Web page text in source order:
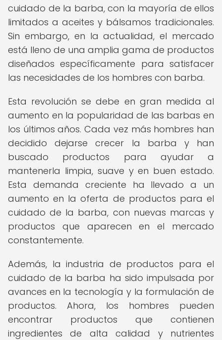
cuidado de la barba, con la mayoría de ellos
limitados a aceites y bálsamos tradicionales.
Sin embargo, en la actualidad, el mercado
está lleno de una amplia gama de productos
diseñados específicamente para satisfacer
las necesidades de los hombres con barba.
Esta revolución se debe en gran medida al
aumento en la popularidad de las barbas en
los últimos años. Cada vez más hombres han
decidido dejarse crecer la barba y han
buscado productos para ayudar a
mantenerla limpia, suave y en buen estado.
Esta demanda creciente ha llevado a un
aumento en la oferta de productos para el
cuidado de la barba, con nuevas marcas y
productos que aparecen en el mercado
constantemente.
Además, la industria de productos para el
cuidado de la barba ha sido impulsada por
avances en la tecnología y la formulación de
productos. Ahora, los hombres pueden
encontrar productos que contienen
ingredientes de alta calidad y nutrientes